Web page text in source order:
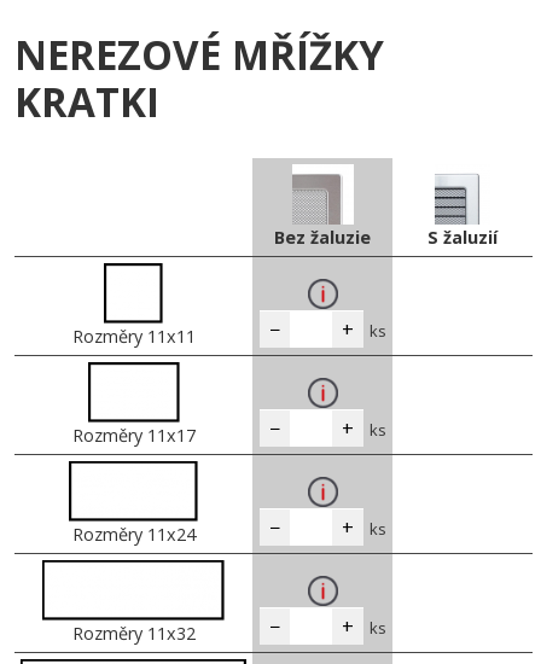
NEREZOVÉ MŘÍŽKY
KRATKI
Bez žaluzie S žaluzií
Rozměry 11x11 − + ks
Rozměry 11x17 − + ks
Rozměry 11x24 − + ks
Rozměry 11x32 − + ks